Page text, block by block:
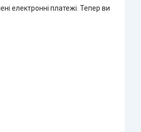
електронні платежі. Тепер ви